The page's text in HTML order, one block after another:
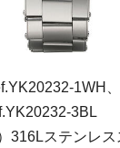
1WH
3BL
316Lステンレ